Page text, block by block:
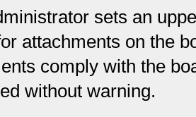
sets an
attachments on the
comply with the
without warning.